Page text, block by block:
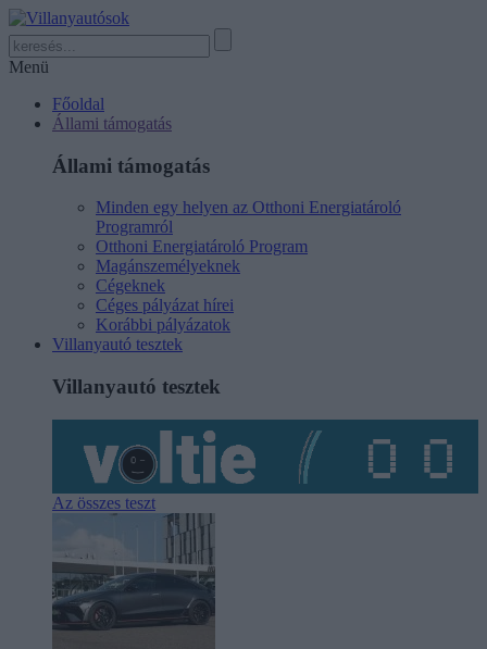
Menü
Főoldal
Állami támogatás
Állami támogatás
Minden egy helyen az Otthoni Energiatároló
Programról
Otthoni Energiatároló Program
Magánszemélyeknek
Cégeknek
Céges pályázat hírei
Korábbi pályázatok
Villanyautó tesztek
Villanyautó tesztek
Az összes teszt